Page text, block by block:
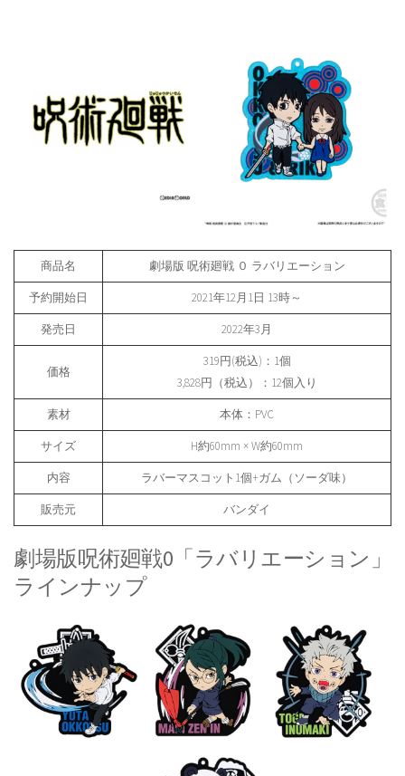
商品名 劇場版 呪術廻戦 ０ ラバリエーション
予約開始日 2021年12月1日 13時～
発売日 2022年3月
価格
319円(税込)：1個
3,828円（税込）：12個入り
素材 本体：PVC
サイズ H約60mm × W約60mm
内容 ラバーマスコット1個+ガム（ソーダ味）
販売元 バンダイ
劇場版呪術廻戦0「ラバリエーション」
ラインナップ